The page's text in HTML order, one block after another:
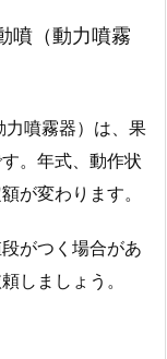
噴（動力噴霧
力噴霧器）は、果
。年式、動作状
が変わります。
がつく場合があ
しましょう。